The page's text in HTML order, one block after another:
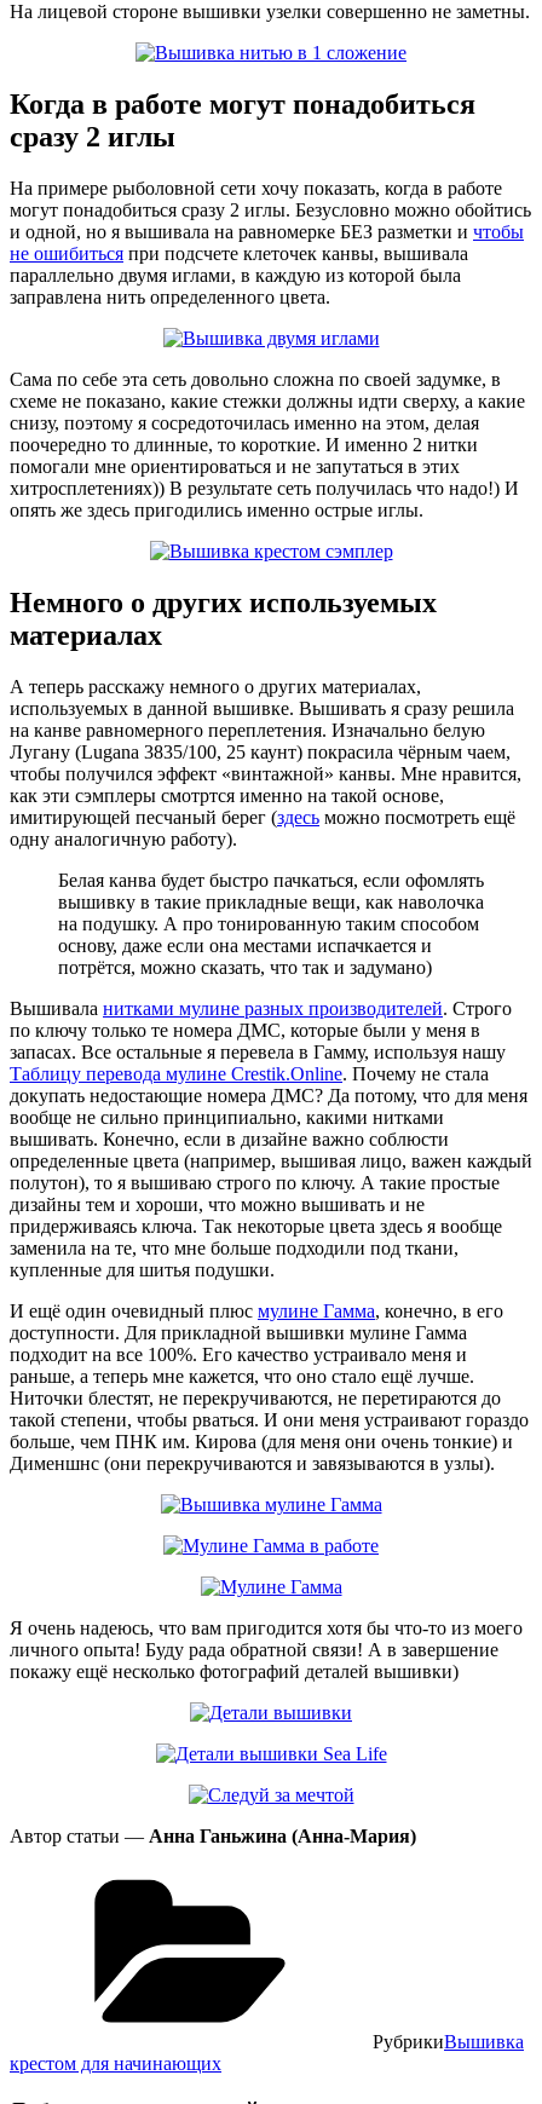
На лицевой стороне вышивки узелки совершенно не заметны.
Когда в работе могут понадобиться
сразу 2 иглы
На примере рыболовной сети хочу показать, когда в работе
могут понадобиться сразу 2 иглы. Безусловно можно обойтись
и одной, но я вышивала на равномерке БЕЗ разметки и чтобы
не ошибиться при подсчете клеточек канвы, вышивала
параллельно двумя иглами, в каждую из которой была
заправлена нить определенного цвета.
Сама по себе эта сеть довольно сложна по своей задумке, в
схеме не показано, какие стежки должны идти сверху, а какие
снизу, поэтому я сосредоточилась именно на этом, делая
поочередно то длинные, то короткие. И именно 2 нитки
помогали мне ориентироваться и не запутаться в этих
хитросплетениях)) В результате сеть получилась что надо!) И
опять же здесь пригодились именно острые иглы.
Немного о других используемых
материалах
А теперь расскажу немного о других материалах,
используемых в данной вышивке. Вышивать я сразу решила
на канве равномерного переплетения. Изначально белую
Лугану (Lugana 3835/100, 25 каунт) покрасила чёрным чаем,
чтобы получился эффект «винтажной» канвы. Мне нравится,
как эти сэмплеры смотртся именно на такой основе,
имитирующей песчаный берег (здесь можно посмотреть ещё
одну аналогичную работу).
Белая канва будет быстро пачкаться, если офомлять
вышивку в такие прикладные вещи, как наволочка
на подушку. А про тонированную таким способом
основу, даже если она местами испачкается и
потрётся, можно сказать, что так и задумано)
Вышивала нитками мулине разных производителей. Строго
по ключу только те номера ДМС, которые были у меня в
запасах. Все остальные я перевела в Гамму, используя нашу
Таблицу перевода мулине Crestik.Online. Почему не стала
докупать недостающие номера ДМС? Да потому, что для меня
вообще не сильно принципиально, какими нитками
вышивать. Конечно, если в дизайне важно соблюсти
определенные цвета (например, вышивая лицо, важен каждый
полутон), то я вышиваю строго по ключу. А такие простые
дизайны тем и хороши, что можно вышивать и не
придерживаясь ключа. Так некоторые цвета здесь я вообще
заменила на те, что мне больше подходили под ткани,
купленные для шитья подушки.
И ещё один очевидный плюс мулине Гамма, конечно, в его
доступности. Для прикладной вышивки мулине Гамма
подходит на все 100%. Его качество устраивало меня и
раньше, а теперь мне кажется, что оно стало ещё лучше.
Ниточки блестят, не перекручиваются, не перетираются до
такой степени, чтобы рваться. И они меня устраивают гораздо
больше, чем ПНК им. Кирова (для меня они очень тонкие) и
Дименшнс (они перекручиваются и завязываются в узлы).
Я очень надеюсь, что вам пригодится хотя бы что-то из моего
личного опыта! Буду рада обратной связи! А в завершение
покажу ещё несколько фотографий деталей вышивки)
Автор статьи — Анна Ганьжина (Анна-Мария)
РубрикиВышивка
крестом для начинающих